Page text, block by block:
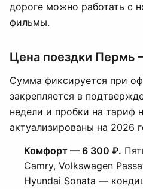
дороге можно работать с
фильмы.
Цена поездки Пермь
Сумма фиксируется при
закрепляется в
недели и пробки на тариф
актуализированы на 2026
Комфорт — 6 300 ₽.
Camry, Volkswagen
Hyundai Sonata —